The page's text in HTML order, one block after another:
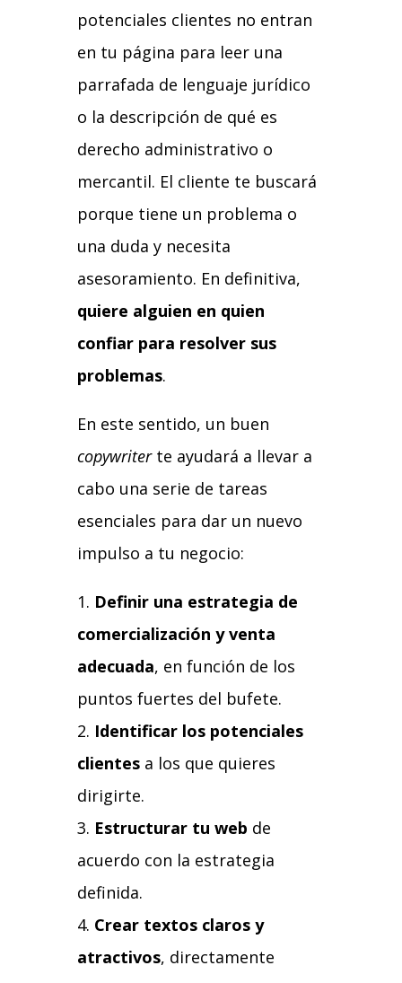
potenciales clientes no entran
en tu página para leer una
parrafada de lenguaje jurídico
o la descripción de qué es
derecho administrativo o
mercantil. El cliente te buscará
porque tiene un problema o
una duda y necesita
asesoramiento. En definitiva,
quiere alguien en quien
confiar para resolver sus
problemas.
En este sentido, un buen
copywriterte ayudará a llevar a
cabo una serie de tareas
esenciales para dar un nuevo
impulso a tu negocio:
Definir una estrategia de
comercialización y venta
adecuada, en función de los
puntos fuertes del bufete.
Identificar los potenciales
clientes a los que quieres
dirigirte.
Estructurar tu web de
acuerdo con la estrategia
definida.
Crear textos claros y
atractivos, directamente